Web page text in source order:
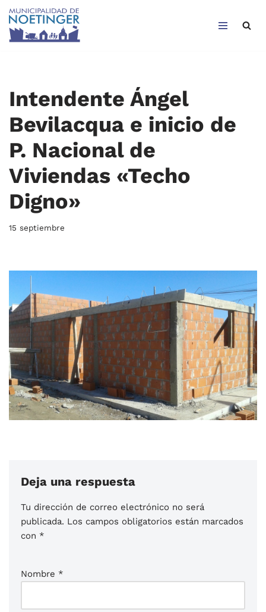
Saltar
Intendente Ángel
Bevilacqua e inicio de
P. Nacional de
Viviendas «Techo
Digno»
15 septiembre
Deja una respuesta
Tu dirección de correo electrónico no será
publicada. Los campos obligatorios están marcados
con *
Nombre *